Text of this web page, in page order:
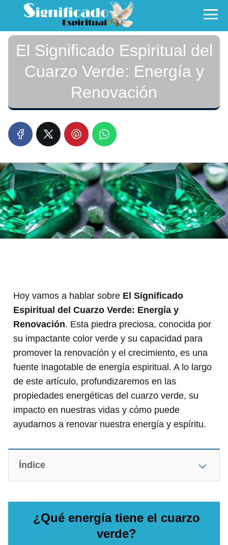
El Significado Espiritual del
Cuarzo Verde: Energía y
Renovación
Hoy vamos a hablar sobre El Significado
Espiritual del Cuarzo Verde: Energía y
Renovación. Esta piedra preciosa, conocida por
su impactante color verde y su capacidad para
promover la renovación y el crecimiento, es una
fuente inagotable de energía espiritual. A lo largo
de este artículo, profundizaremos en las
propiedades energéticas del cuarzo verde, su
impacto en nuestras vidas y cómo puede
ayudarnos a renovar nuestra energía y espíritu.
Índice
¿Qué energía tiene el cuarzo
verde?